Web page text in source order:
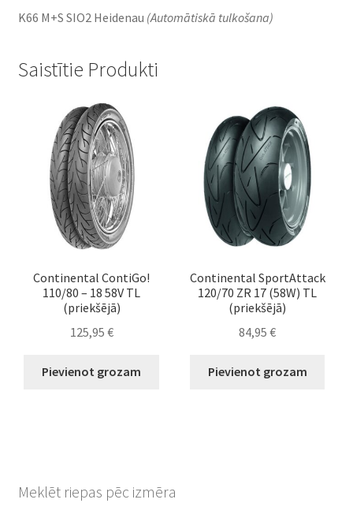
K66 M+S SIO2 Heidenau (Automātiskā tulkošana)
Saistītie Produkti
Continental ContiGo!
110/80 – 18 58V TL
(priekšējā)
125,95 €
Pievienot grozam
Continental SportAttack
120/70 ZR 17 (58W) TL
(priekšējā)
84,95€
Pievienot grozam
Meklēt riepas pēc izmēra